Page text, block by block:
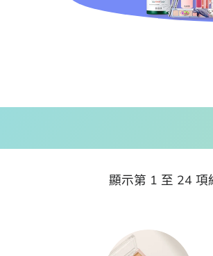
顯示第 1 至 24 項